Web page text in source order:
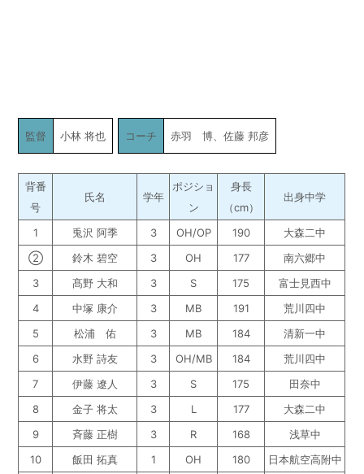
監督 小林 将也 コーチ 赤羽 博、佐藤 邦彦
背番
号
氏名 学年
ポジショ
ン
身長
（cm）
出身中学
1 兎沢 阿季 3 OH/OP 190
大森二中
②
鈴木 碧空 3 OH 177
南六郷中
3
髙野 大和 3 S 175
富士見西中
4
中塚 康介 3 MB 191
荒川四中
5
松浦 佑 3 MB 184
清新一中
6
水野 詩友 3 OH/MB 184
荒川四中
7
伊藤 遼人 3 S 175
田奈中
8
金子 将太 3 L 177
大森二中
9
斉藤 正樹 3 R 168
浅草中
10
飯田 拓真 1 OH 180
日本航空高附中